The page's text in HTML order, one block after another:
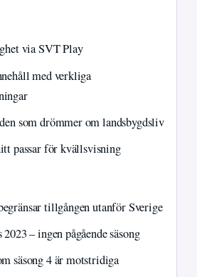
via SVT Play
med verkliga
som drömmer om landsbygdsliv
passar för kvällsvisning
tillgången utanför Sverige
– ingen pågående säsong
säsong 4 är motstridiga